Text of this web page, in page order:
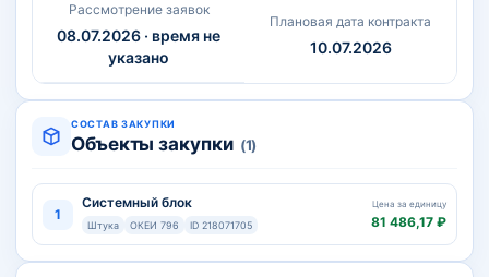
Рассмотрение заявок
08.07.2026 · время не
указано
Плановая дата контракта
10.07.2026
СОСТАВ ЗАКУПКИ
Объекты закупки (1)
1
Системный блок
Штука ОКЕИ 796 ID 218071705
Цена за единицу
81 486,17 ₽